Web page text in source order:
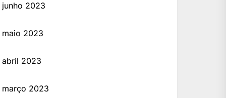
junho 2023
maio 2023
abril 2023
março 2023